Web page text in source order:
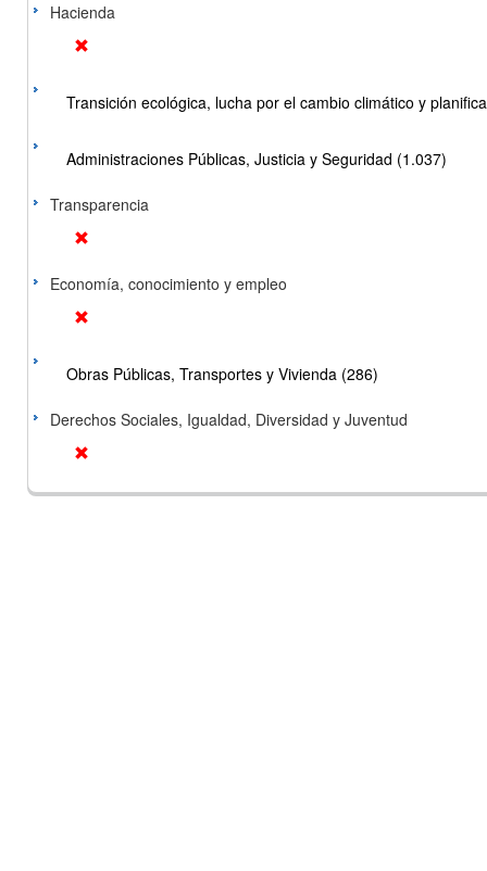
Hacienda
Transición ecológica, lucha por el cambio climático y
Administraciones Públicas, Justicia y Seguridad (1.037)
Transparencia
Economía, conocimiento y empleo
Obras Públicas, Transportes y Vivienda (286)
Derechos Sociales, Igualdad, Diversidad y Juventud